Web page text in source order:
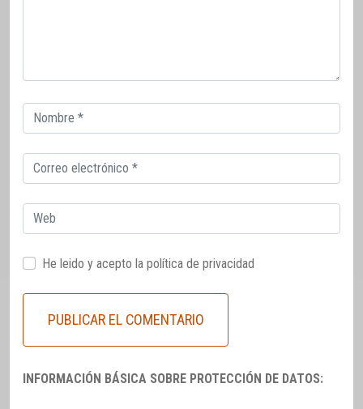
Correo
electrónico
Correo
electrónico
Web
He leido y acepto la política de privacidad
INFORMACIÓN BÁSICA SOBRE PROTECCIÓN DE DATOS: